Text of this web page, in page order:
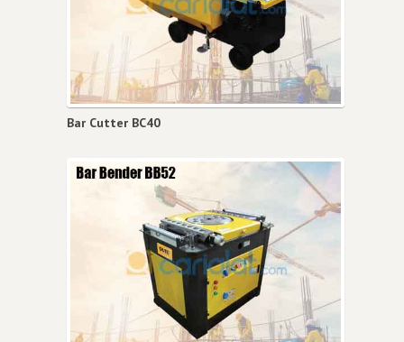
Bar Cutter BC40